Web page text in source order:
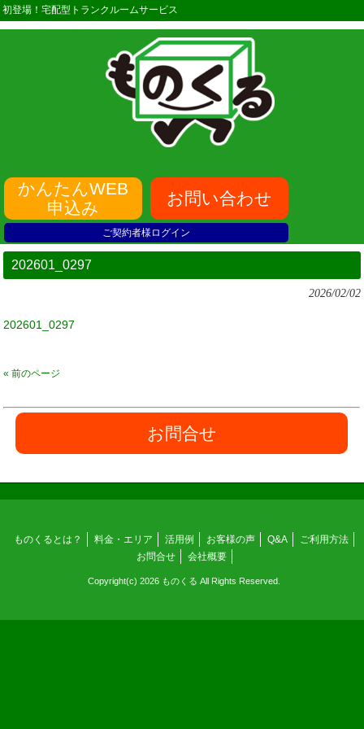
初登場！宅配型トランクルームサービス
かんたんWEB
申込み
お問い合わせ
ご契約者様ログイン
202601_0297
2026/02/02
202601_0297
« 前のページ
お問合せ
ものくるとは？ 料金・エリア 活用例 お客様の声 Q&A
ご利用方法
お問合せ
会社概要
Copyright(c) 2026 ものくる All Rights Reserved.